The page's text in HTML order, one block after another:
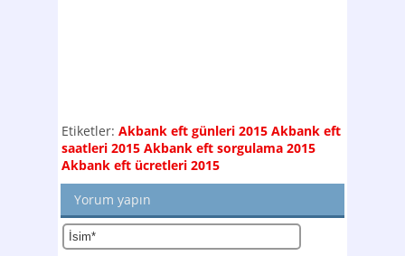
Etiketler: Akbank eft günleri 2015 Akbank eft
saatleri 2015 Akbank eft sorgulama 2015
Akbank eft ücretleri 2015
Yorum yapın